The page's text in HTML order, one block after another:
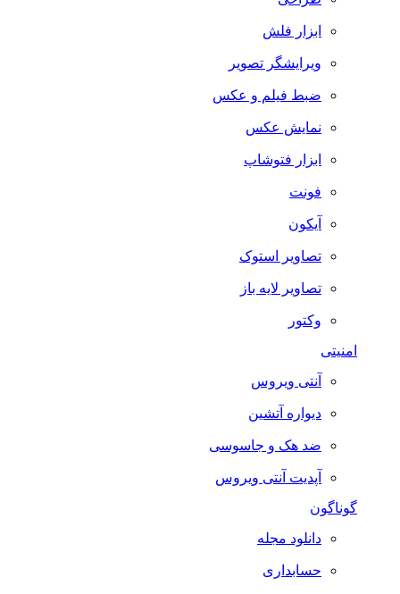
ابزار فلش
ویرایشگر تصویر
ضبط فيلم و عكس
نمایش عکس
ابزار فتوشاپ
فونت
آیکون
تصاویر استوک
تصاویر لایه باز
وکتور
امنیتی
آنتی ویروس
دیواره آتشین
ضد هک و جاسوسی
آپدیت آنتی ویروس
گوناگون
دانلود مجله
حسابداری